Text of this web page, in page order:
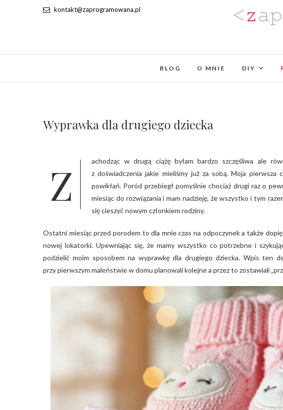
kontakt@zaprogramowana.pl
BLOG O MNIE DIY
Wyprawka dla drugiego dziecka
Zachodząc w drugą ciążę byłam bardzo szczęśliwa ale również znacznie spokojniejsza. Myślę, że wynikało to
z doświadczenia jakie mieliśmy już za sobą. Moja pierwsza
powikłań. Poród przebiegł pomyślnie chociaż drugi raz o
miesiąc do rozwiązania i mam nadzieję, że wszystko i tym
się cieszyć nowym członkiem rodziny.
Ostatni miesiąc przed porodem to dla mnie czas na odpoczynek a także
nowej lokatorki. Upewniając się, że mamy wszystko co potrzebne i
podzielić moim sposobem na wyprawkę dla drugiego dziecka. Wpis ten
przy pierwszym maleństwie w domu planowali kolejne a przez to zostawiali